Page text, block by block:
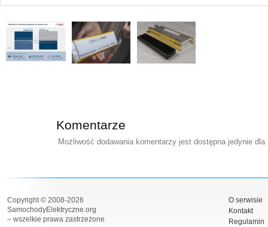
Komentarze
Możliwość dodawania komentarzy jest dostępna jedynie
Copyright © 2008-2026
SamochodyElektryczne.org
– wszelkie prawa zastrzeżone
O serwisie
Kontakt
Regulamin